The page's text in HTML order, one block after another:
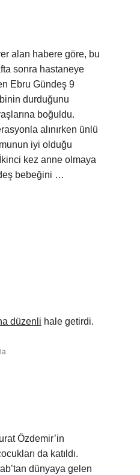
alan habere göre, bu
sonra hastaneye
Ebru Gündeş 9
durduğunu
boğuldu.
alınırken ünlü
iyi olduğu
kez anne olmaya
bebeğini …
düzenli hale getirdi.
Özdemir’in
da katıldı.
dünyaya gelen